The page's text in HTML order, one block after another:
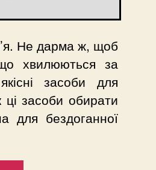
Не дарма ж, щоб
хвилюються за
засоби для
засоби обирати
для бездоганної